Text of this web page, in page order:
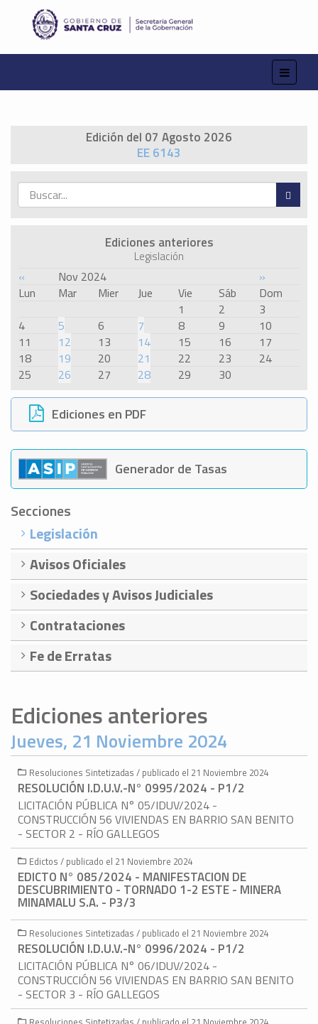
Edición del 07 Agosto 2026
EE 6143
Ediciones anteriores
Legislación
« Nov 2024
»
Lun
Mar Mier Jue Vie Sáb
Dom
1
2
3
4
5 6 7 8 9
10
11
12 13 14 15 16
17
18
19 20 21 22 23
24
25
26 27 28 29 30
Ediciones en PDF
Generador de Tasas
Secciones
Legislación
Avisos Oficiales
Sociedades y Avisos Judiciales
Contrataciones
Fe de Erratas
Ediciones anteriores
Jueves, 21 Noviembre 2024
Resoluciones Sintetizadas / publicado el 21 Noviembre 2024
RESOLUCIÓN I.D.U.V.-N° 0995/2024 - P1/2
LICITACIÓN PÚBLICA N° 05/IDUV/2024 -
CONSTRUCCIÓN 56 VIVIENDAS EN BARRIO SAN BENITO
- SECTOR 2 - RÍO GALLEGOS
Edictos / publicado el 21 Noviembre 2024
EDICTO N° 085/2024 - MANIFESTACION DE
DESCUBRIMIENTO - TORNADO 1-2 ESTE - MINERA
MINAMALU S.A. - P3/3
Resoluciones Sintetizadas / publicado el 21 Noviembre 2024
RESOLUCIÓN I.D.U.V.-N° 0996/2024 - P1/2
LICITACIÓN PÚBLICA N° 06/IDUV/2024 -
CONSTRUCCIÓN 56 VIVIENDAS EN BARRIO SAN BENITO
- SECTOR 3 - RÍO GALLEGOS